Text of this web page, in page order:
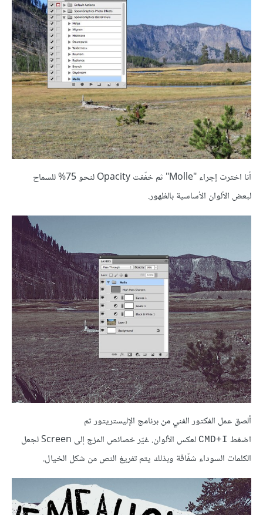
أنا اخترت إجراء "Molle" ثم خفّفت Opacity لنحو 75% للسماح
لبعض الألوان الأساسية بالظهور.
ألصق عمل الفكتور الفني من برنامج الإليستريتور ثم
اضغط CMD+I
لعكس الألوان. غيّر خصائص المزج إلى Screen لجعل
الكلمات السوداء شفّافة وبذلك يتم تفريغ النص من شكل الخيال.